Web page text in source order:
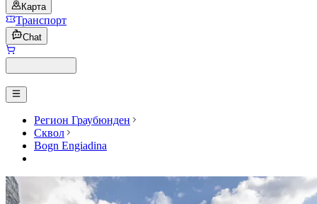
Карта
Транспорт
Chat
Регион Граубюнден
Сквол
Bogn Engiadina